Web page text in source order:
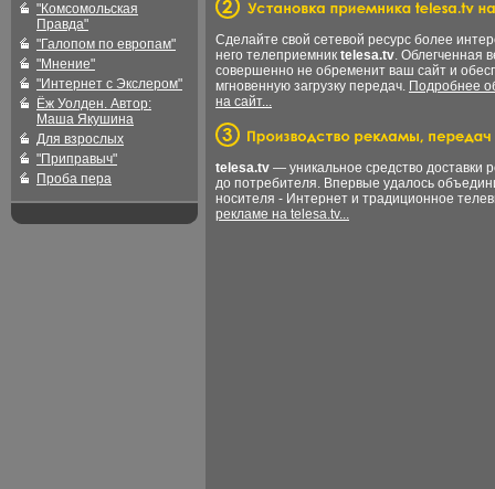
"Комсомольская
Правда"
"Галопом по европам"
"Мнение"
"Интернет с Экслером"
Ёж Уолден. Автор:
Маша Якушина
Для взрослых
"Приправыч"
Проба пера
Сделайте свой сетевой ресурс более
него телеприемник telesa.tv. Облегченная
совершенно не обременит ваш сайт и
мгновенную загрузку передач. Подробнее
на сайт...
telesa.tv — уникальное средство доставки
до потребителя. Впервые удалось
носителя - Интернет и традиционное
рекламе на telesa.tv...